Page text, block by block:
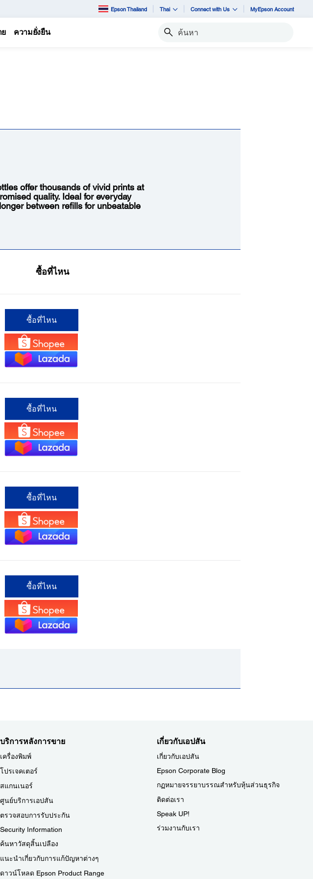
Epson Thailand Thai Connect with Us MyEpson Account
ความยั่งยืน ค้นหา
offer thousands of vivid prints at
quality. Ideal for everyday
between refills for unbeatable
ซื้อที่ไหน
ซื้อที่ไหน
ซื้อที่ไหน
ซื้อที่ไหน
ซื้อที่ไหน
บริการหลังการขาย
เครื่องพิมพ์
โปรเจคเตอร์
สแกนเนอร์
ศูนย์บริการเอปสัน
ตรวจสอบการรับประกัน
Security Information
ค้นหาวัสดุสิ้นเปลือง
แนะนำเกี่ยวกับการแก้ปัญหาต่างๆ
ดาวน์โหลด Epson Product Range
เกี่ยวกับเอปสัน
เกี่ยวกับเอปสัน
Epson Corporate Blog
กฏหมายจรรยาบรรณสำหรับหุ้นส่วนธุรกิจ
ติดต่อเรา
Speak UP!
ร่วมงานกับเรา